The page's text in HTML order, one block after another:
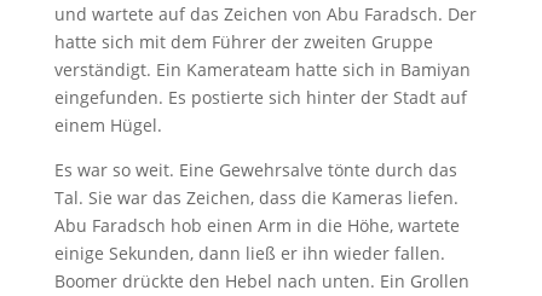
und wartete auf das Zeichen von Abu Faradsch. Der
hatte sich mit dem Führer der zweiten Gruppe
verständigt. Ein Kamerateam hatte sich in Bamiyan
eingefunden. Es postierte sich hinter der Stadt auf
einem Hügel.
Es war so weit. Eine Gewehrsalve tönte durch das
Tal. Sie war das Zeichen, dass die Kameras liefen.
Abu Faradsch hob einen Arm in die Höhe, wartete
einige Sekunden, dann ließ er ihn wieder fallen.
Boomer drückte den Hebel nach unten. Ein Grollen